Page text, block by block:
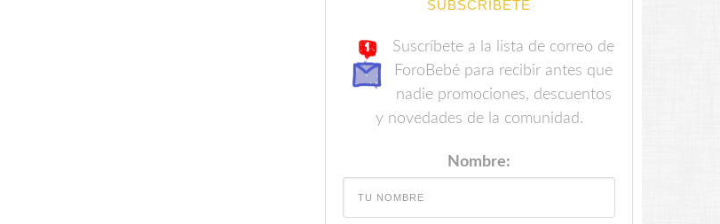
SUBSCRÍBETE
Suscríbete a la lista de correo de
ForoBebé para recibir antes que
nadie promociones, descuentos
y novedades de la comunidad.
Nombre: